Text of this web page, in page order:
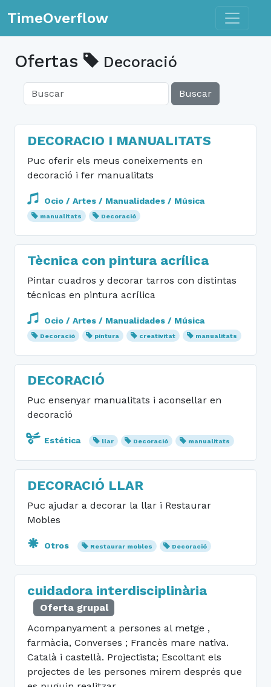
TimeOverflow Toggle
Ofertas Decoració
Buscar
DECORACIO I MANUALITATS
Puc oferir els meus coneixements en
decoració i fer manualitats
Ocio / Artes / Manualidades / Música
manualitats Decoració
Tècnica con pintura acrílica
Pintar cuadros y decorar tarros con distintas
técnicas en pintura acrílica
Ocio / Artes / Manualidades / Música
Decoració pintura creativitat manualitats
DECORACIÓ
Puc ensenyar manualitats i aconsellar en
decoració
Estética llar Decoració manualitats
DECORACIÓ LLAR
Puc ajudar a decorar la llar i Restaurar
Mobles
Otros Restaurar mobles Decoració
cuidadora interdisciplinària
Oferta grupal
Acompanyament a persones al metge ,
farmàcia, Converses ; Francès mare nativa.
Català i castellà. Projectista; Escoltant els
projectes de les persones mirem després que